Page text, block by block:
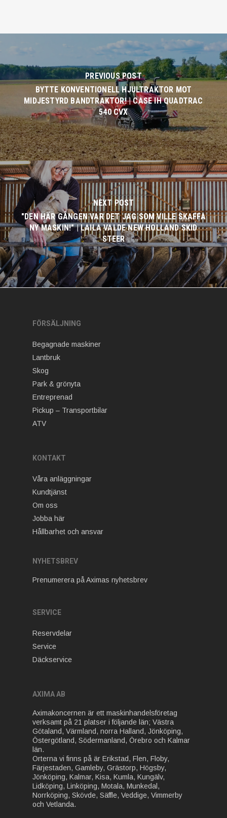
PREVIOUS POST
BYTTE KONVENTIONELL HJULTRAKTOR MOT
MIDJESTYRD BANDTRAKTOR! | CASE IH QUADTRAC
540 CVX
NEXT POST
"DEN HÄR GÅNGEN VAR DET JAG SOM VILLE SKAFFA
NY MASKIN!" | LAILA VALDE NEW HOLLAND SKID
STEER
FÖRSÄLJNING
Begagnade maskiner
Lantbruk
Skog
Park & grönyta
Entreprenad
Pickup – Transportbilar
ATV
KONTAKT
Våra anläggningar
Kundtjänst
Om oss
Jobba här
Hållbarhet och ansvar
NYHETSBREV
Prenumerera på Aximas nyhetsbrev
SERVICE
Reservdelar
Service
Däckservice
AXIMA AB
Aximakoncernen är ett maskinhandelsföretag
verksamt på 21 platser i följande län; Västra
Götaland, Värmland, norra Halland, Jönköping,
Östergötland, Södermanland, Örebro och Kalmar
län.
Orterna vi finns på är Erikstad, Flen, Floby,
Färjestaden, Gamleby, Grästorp, Högsby,
Jönköping, Kalmar, Kisa, Kumla, Kungälv,
Lidköping, Linköping, Motala, Munkedal,
Norrköping, Skövde, Säffle, Veddige, Vimmerby
och Vetlanda.